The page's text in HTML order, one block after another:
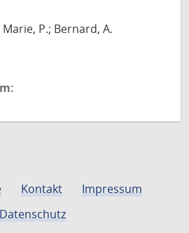
P.; Bernard, A.
Kontakt
Impressum
Datenschutz